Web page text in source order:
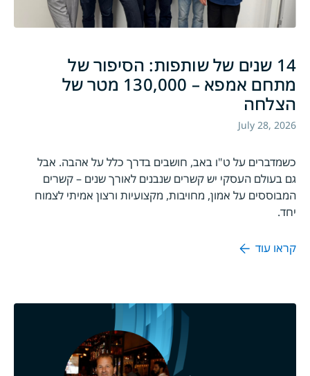
14 שנים של שותפות: הסיפור של
מתחם אמפא – 130,000 מטר של
הצלחה
July 28, 2026
כשמדברים על ט"ו באב, חושבים בדרך כלל על אהבה. אבל
גם בעולם העסקי יש קשרים שנבנים לאורך שנים – קשרים
המבוססים על אמון, מחויבות, מקצועיות ורצון אמיתי לצמוח
יחד.
קראו עוד